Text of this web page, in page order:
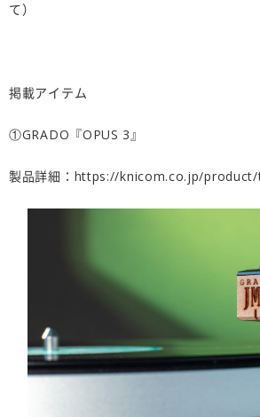
て）
掲載アイテム
①GRADO『OPUS 3』
製品詳細： https://knicom.co.jp/